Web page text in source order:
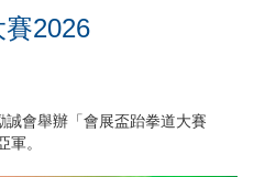
2026
會舉辦「會展盃跆拳道大賽
軍。